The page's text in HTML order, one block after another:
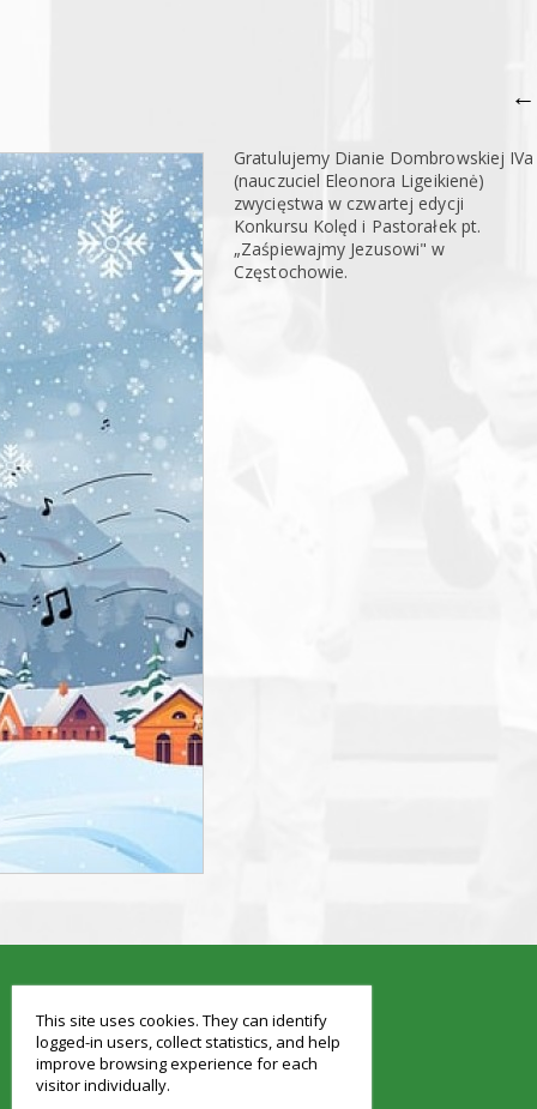
←
Gratulujemy Dianie Dombrowskiej IVa
(nauczuciel Eleonora Ligeikienė)
zwycięstwa w czwartej edycji
Konkursu Kolęd i Pastorałek pt.
„Zaśpiewajmy Jezusowi" w
Częstochowie.
foreash
This site uses cookies. They can identify
logged-in users, collect statistics, and help
improve browsing experience for each
visitor individually.